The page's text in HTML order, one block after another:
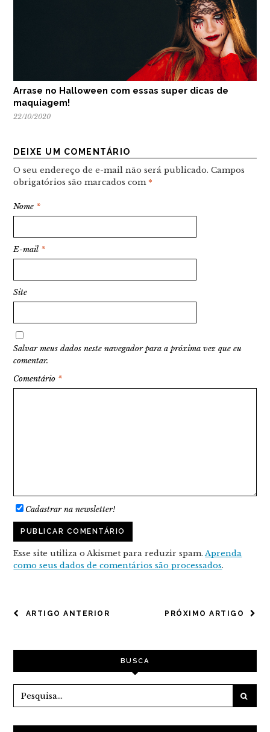
Arrase no Halloween com essas super dicas de
maquiagem!
22/10/2020
DEIXE UM COMENTÁRIO
O seu endereço de e-mail não será publicado. Campos
obrigatórios são marcados com *
Nome *
E-mail *
Site
Salvar meus dados neste navegador para a próxima vez que eu
comentar.
Comentário *
Cadastrar na newsletter!
Esse site utiliza o Akismet para reduzir spam.Aprenda
como seus dados de comentários são processados.
NAVEGAÇÃO
POST
PRÓXIMO ARTIGO
ARTIGO ANTERIOR
BUSCA